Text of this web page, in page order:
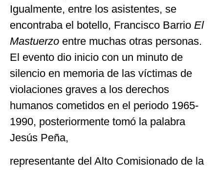
Igualmente, entre los asistentes, se
encontraba el botello, Francisco Barrio El
Mastuerzo entre muchas otras personas.
El evento dio inicio con un minuto de
silencio en memoria de las víctimas de
violaciones graves a los derechos
humanos cometidos en el periodo 1965-
1990, posteriormente tomó la palabra
Jesús Peña,
representante del Alto Comisionado de la